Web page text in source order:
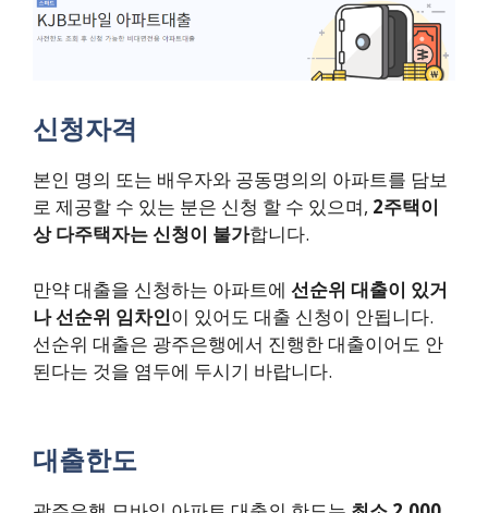
신청자격
본인 명의 또는 배우자와 공동명의의 아파트를 담보
로 제공할 수 있는 분은 신청 할 수 있으며, 2주택이
상 다주택자는 신청이 불가합니다.
만약 대출을 신청하는 아파트에 선순위 대출이 있거
나 선순위 임차인이 있어도 대출 신청이 안됩니다.
선순위 대출은 광주은행에서 진행한 대출이어도 안
된다는 것을 염두에 두시기 바랍니다.
대출한도